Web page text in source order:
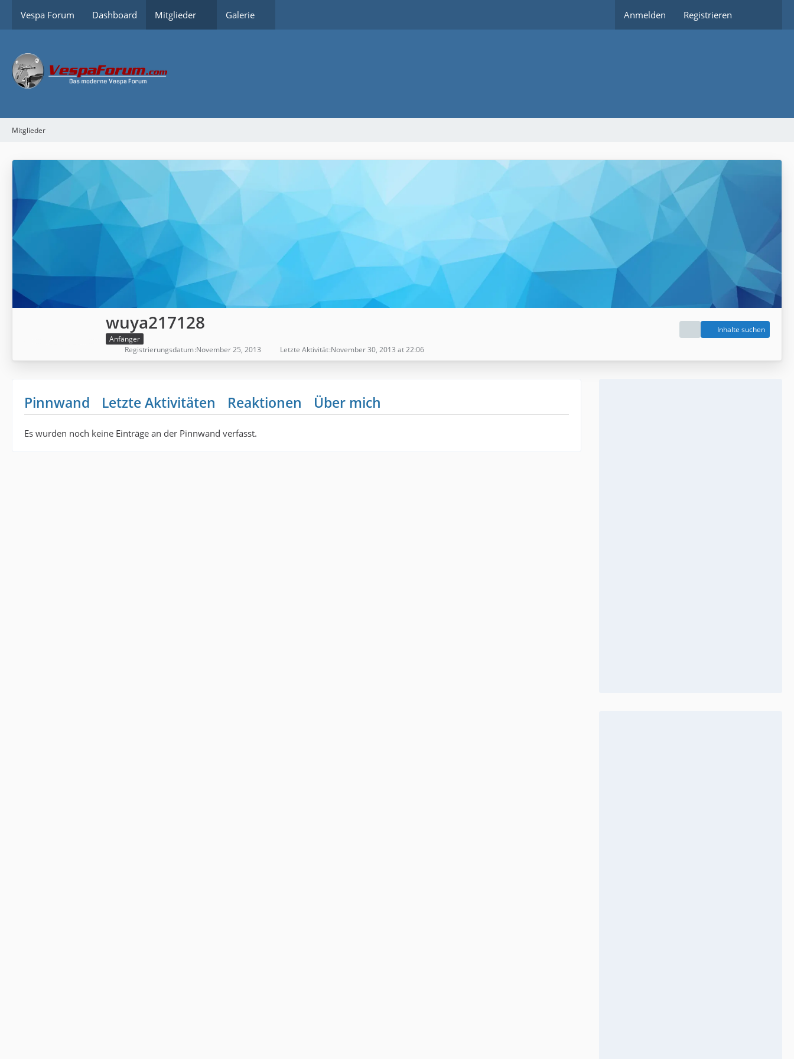
Vespa Forum Dashboard Mitglieder Galerie Anmelden Registrieren
Mitglieder
wuya217128
Anfänger
Inhalte suchen
Registrierungsdatum November 25, 2013 Letzte Aktivität November 30, 2013 at 22:06
Pinnwand Letzte Aktivitäten Reaktionen Über mich
Es wurden noch keine Einträge an der Pinnwand verfasst.